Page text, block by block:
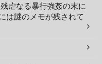
虐なる暴行強姦の末に
は謎のメモが残されて